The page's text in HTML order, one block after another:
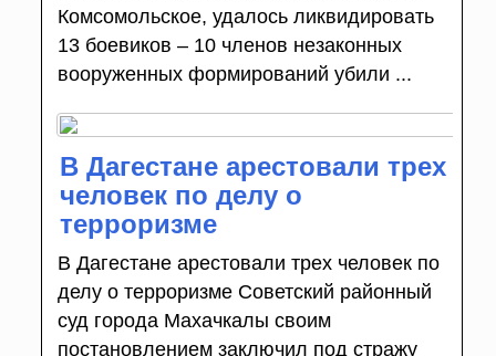
Комсомольское, удалось ликвидировать
13 боевиков – 10 членов незаконных
вооруженных формирований убили ...
В Дагестане арестовали трех
человек по делу о
терроризме
В Дагестане арестовали трех человек по
делу о терроризме Советский районный
суд города Махачкалы своим
постановлением заключил под стражу